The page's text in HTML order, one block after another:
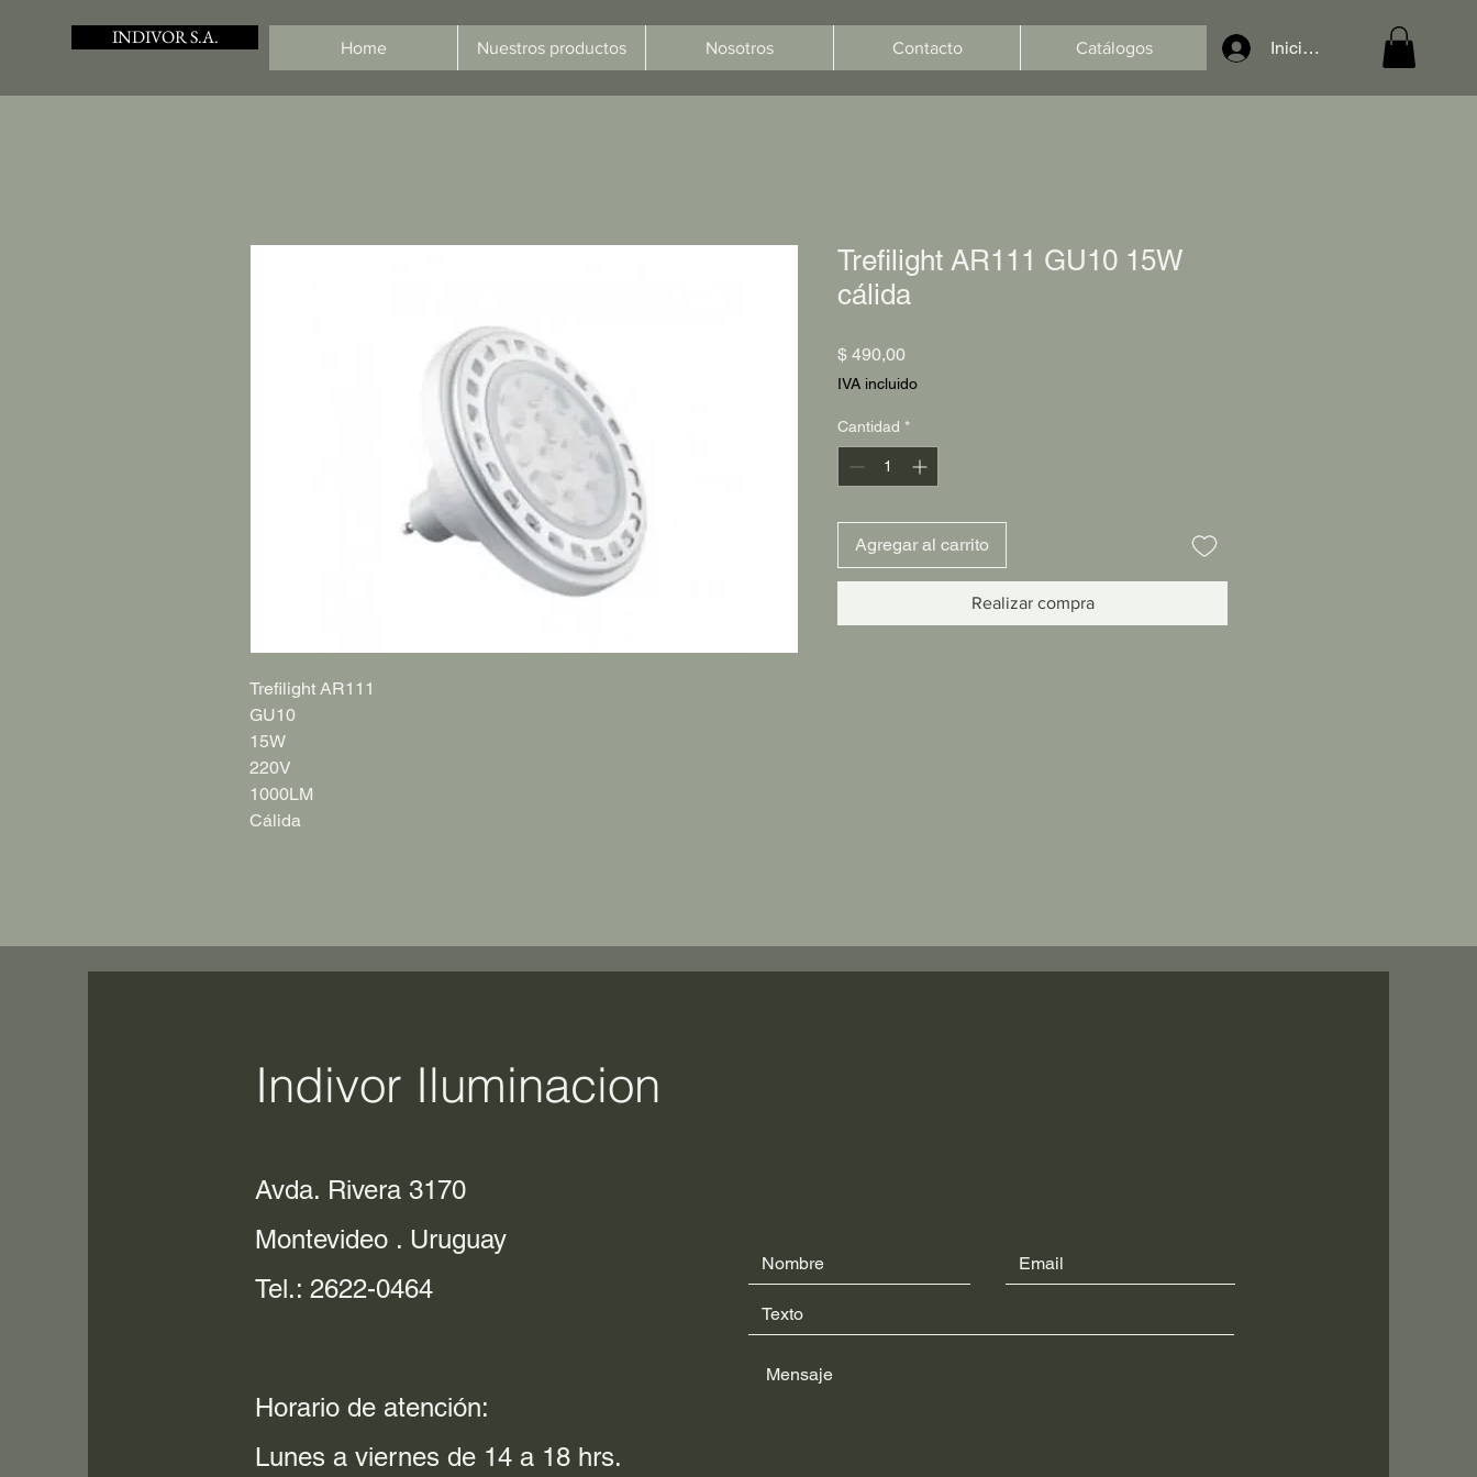
INDIVOR S.A. Home Nuestros productos Nosotros Contacto Catálogos Iniciar sesión
Trefilight AR111
GU10
15W
220V
1000LM
Cálida
Trefilight AR111 GU10 15W
cálida
$ 490,00Precio
IVA incluido
Cantidad *
Agregar al carrito
Realizar compra
Indivor Iluminacion
Avda. Rivera 3170
Montevideo . Uruguay
Tel.: 2622-0464
Horario de atención:
Lunes a viernes de 14 a 18 hrs.